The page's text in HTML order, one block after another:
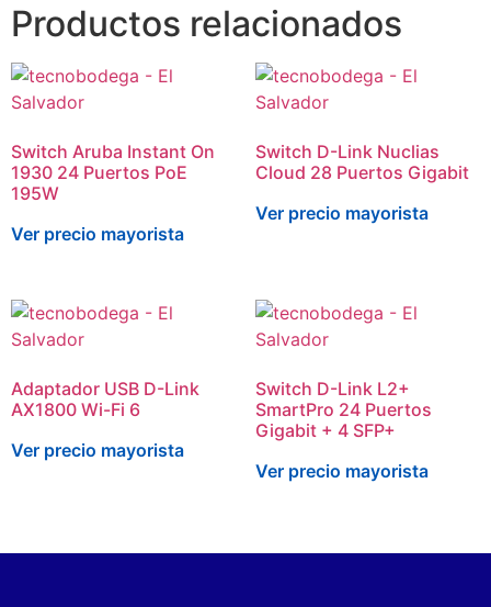
Productos relacionados
Switch Aruba Instant On
1930 24 Puertos PoE
195W
Ver precio mayorista
Switch D-Link Nuclias
Cloud 28 Puertos Gigabit
Ver precio mayorista
Adaptador USB D-Link
AX1800 Wi-Fi 6
Ver precio mayorista
Switch D-Link L2+
SmartPro 24 Puertos
Gigabit + 4 SFP+
Ver precio mayorista